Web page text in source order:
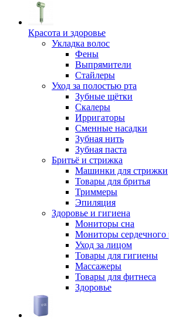
Красота и здоровье
Укладка волос
Фены
Выпрямители
Стайлеры
Уход за полостью рта
Зубные щётки
Скалеры
Ирригаторы
Сменные насадки
Зубная нить
Зубная паста
Бритьё и стрижка
Машинки для стрижки
Товары для бритья
Триммеры
Эпиляция
Здоровье и гигиена
Мониторы сна
Мониторы сердечного
Уход за лицом
Товары для гигиены
Массажеры
Товары для фитнеса
Здоровье